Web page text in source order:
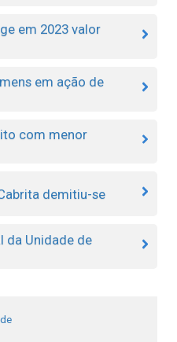
em 2023 valor
em ação de
com menor
demitiu-se
da Unidade de